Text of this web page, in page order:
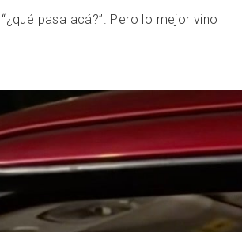
pasa acá?”. Pero lo mejor vino